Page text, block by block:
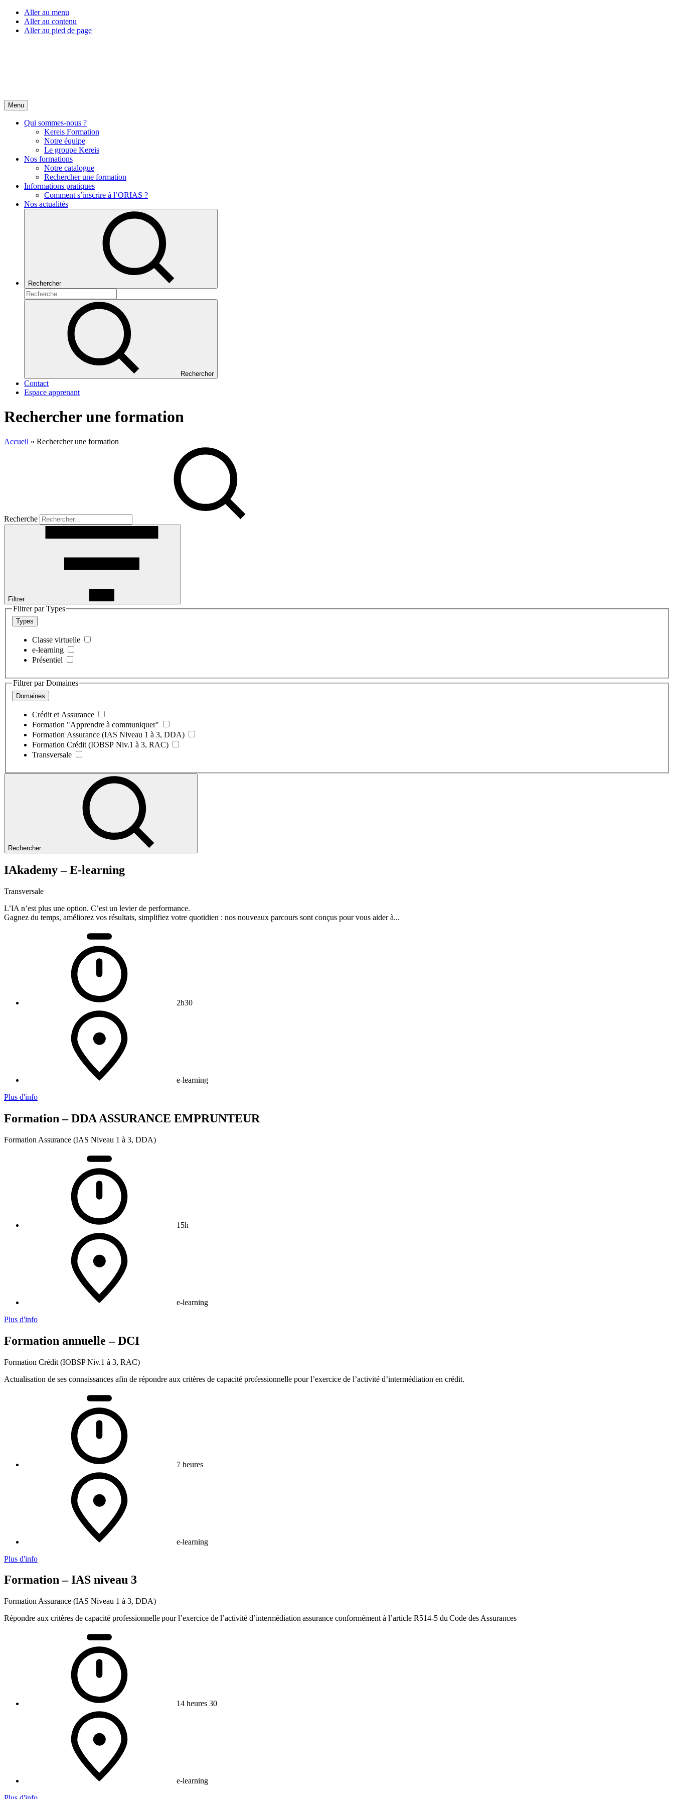
Aller au menu
Aller au contenu
Aller au pied de page
Menu
Qui sommes-nous ?
Kereis Formation
Notre équipe
Le groupe Kereis
Nos formations
Notre catalogue
Rechercher une formation
Informations pratiques
Comment s’inscrire à l’ORIAS ?
Nos actualités
Rechercher
Rechercher
Contact
Espace apprenant
Rechercher une formation
Accueil » Rechercher une formation
Recherche
Filtrer
Filtrer par Types
Types
Classe virtuelle
e-learning
Présentiel
Filtrer par Domaines
Domaines
Crédit et Assurance
Formation "Apprendre à communiquer"
Formation Assurance (IAS Niveau 1 à 3, DDA)
Formation Crédit (IOBSP Niv.1 à 3, RAC)
Transversale
Rechercher
IAkademy – E-learning
Transversale
L’IA n’est plus une option. C’est un levier de performance.
Gagnez du temps, améliorez vos résultats, simplifiez votre quotidien : nos nouveaux parcours sont conçus pour vous aider à...
2h30
e-learning
Plus d'info
Formation – DDA ASSURANCE EMPRUNTEUR
Formation Assurance (IAS Niveau 1 à 3, DDA)
15h
e-learning
Plus d'info
Formation annuelle – DCI
Formation Crédit (IOBSP Niv.1 à 3, RAC)
Actualisation de ses connaissances afin de répondre aux critères de capacité professionnelle pour l’exercice de l’activité d’intermédiation en crédit.
7 heures
e-learning
Plus d'info
Formation – IAS niveau 3
Formation Assurance (IAS Niveau 1 à 3, DDA)
Répondre aux critères de capacité professionnelle pour l’exercice de l’activité d’intermédiation assurance conformément à l’article R514-5 du Code des Assurances
14 heures 30
e-learning